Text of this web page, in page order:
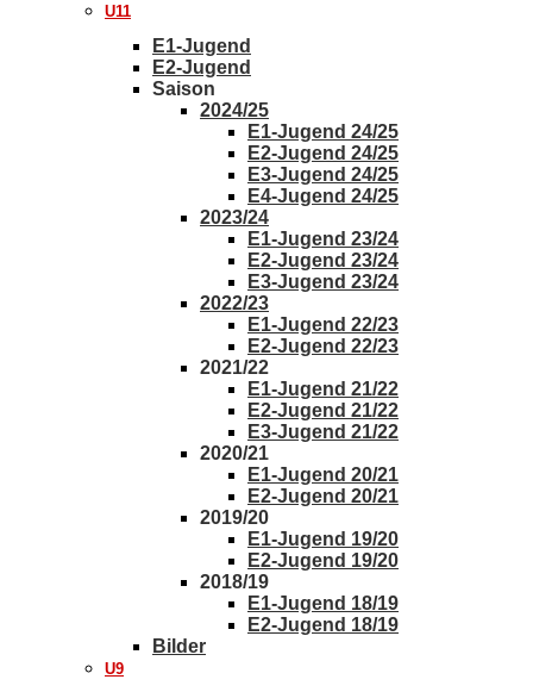
U11
E1-Jugend
E2-Jugend
Saison
2024/25
E1-Jugend 24/25
E2-Jugend 24/25
E3-Jugend 24/25
E4-Jugend 24/25
2023/24
E1-Jugend 23/24
E2-Jugend 23/24
E3-Jugend 23/24
2022/23
E1-Jugend 22/23
E2-Jugend 22/23
2021/22
E1-Jugend 21/22
E2-Jugend 21/22
E3-Jugend 21/22
2020/21
E1-Jugend 20/21
E2-Jugend 20/21
2019/20
E1-Jugend 19/20
E2-Jugend 19/20
2018/19
E1-Jugend 18/19
E2-Jugend 18/19
Bilder
U9